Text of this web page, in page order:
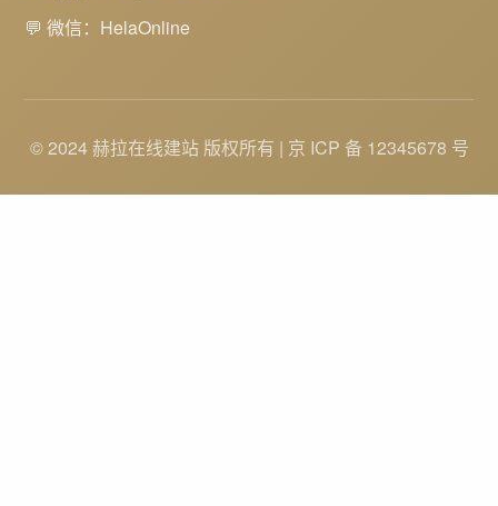
💬 微信：HelaOnline
© 2024 赫拉在线建站 版权所有 | 京 ICP 备 12345678 号